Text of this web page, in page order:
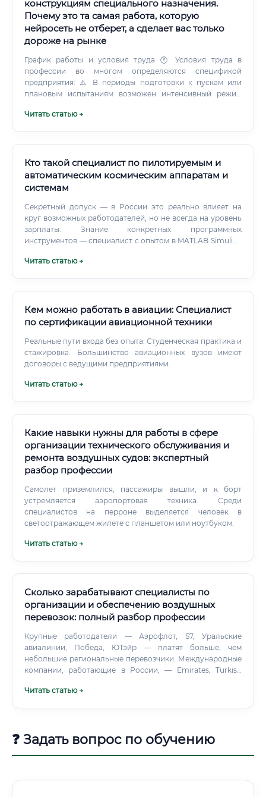
конструкциям специального назначения.
Почему это та самая работа, которую
нейросеть не отберет, а сделает вас только
дороже на рынке
График работы и условия труда 🕐 Условия труда в
профессии во многом определяются спецификой
предприятия: ⚠️ В периоды подготовки к пускам или
плановым испытаниям возможен интенсивный режим
финансово (оплата сверхурочных), так и нематериально
Читать статью →
Кто такой специалист по пилотируемым и
автоматическим космическим аппаратам и
системам
Секретный допуск — в России это реально влияет на
круг возможных работодателей, но не всегда на уровень
зарплаты. Знание конкретных программных
инструментов — специалист с опытом в MATLAB Simulink
публикации — в академически ориентированных
Читать статью →
Кем можно работать в авиации: Специалист
по сертификации авиационной техники
Реальные пути входа без опыта: Студенческая практика и
стажировка. Большинство авиационных вузов имеют
договоры с ведущими предприятиями.
Читать статью →
Какие навыки нужны для работы в сфере
организации технического обслуживания и
ремонта воздушных судов: экспертный
разбор профессии
Самолет приземлился, пассажиры вышли, и к борт
устремляется аэропортовая техника. Среди
специалистов на перроне выделяется человек в
светоотражающем жилете с планшетом или ноутбуком.
Читать статью →
Сколько зарабатывают специалисты по
организации и обеспечению воздушных
перевозок: полный разбор профессии
Крупные работодатели — Аэрофлот, S7, Уральские
авиалинии, Победа, ЮТэйр — платят больше, чем
небольшие региональные перевозчики. Международные
компании, работающие в России, — Emirates, Turkish
рынка. Часть из них сократила присутствие после 2022
Читать статью →
❓ Задать вопрос по обучению